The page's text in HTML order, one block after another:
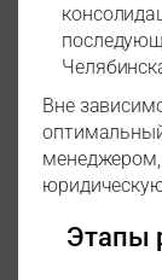
Вне
менеджером,
Этапы